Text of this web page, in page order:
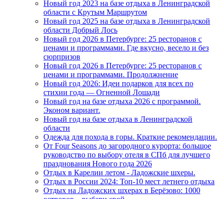
Новый год 2023 на базе отдыха в Ленинградской
области с Крутым Маршрутом
Новый год 2025 на базе отдыха в Ленинградской
области Добрый Лось
Новый год 2026 в Петербурге: 25 ресторанов с
ценами и программами. Где вкусно, весело и без
сюрпризов
Новый год 2026 в Петербурге: 25 ресторанов с
ценами и программами. Продолжнение
Новый год 2026: Идеи подарков для всех по
стихии года — Огненной Лошади
Новый год на базе отдыха 2026 с программой.
Эконом вариант.
Новый год на базе отдыха в Ленинградской
области
Одежда для похода в горы. Краткие рекомендации.
От Four Seasons до загородного курорта: большое
руководство по выбору отеля в СПб для лучшего
празднования Нового года 2026
Отдых в Карелии летом - Ладожские шхеры.
Отдых в России 2024: Топ-10 мест летнего отдыха
Отдых на Ладожских шхерах в Берёзово: 1000